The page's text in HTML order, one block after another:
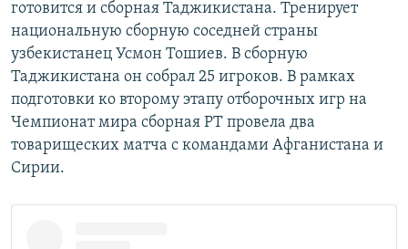
готовится и сборная Таджикистана. Тренирует
национальную сборную соседней страны
узбекистанец Усмон Тошиев. В сборную
Таджикистана он собрал 25 игроков. В рамках
подготовки ко второму этапу отборочных игр на
Чемпионат мира сборная РТ провела два
товарищеских матча с командами Афганистана и
Сирии.